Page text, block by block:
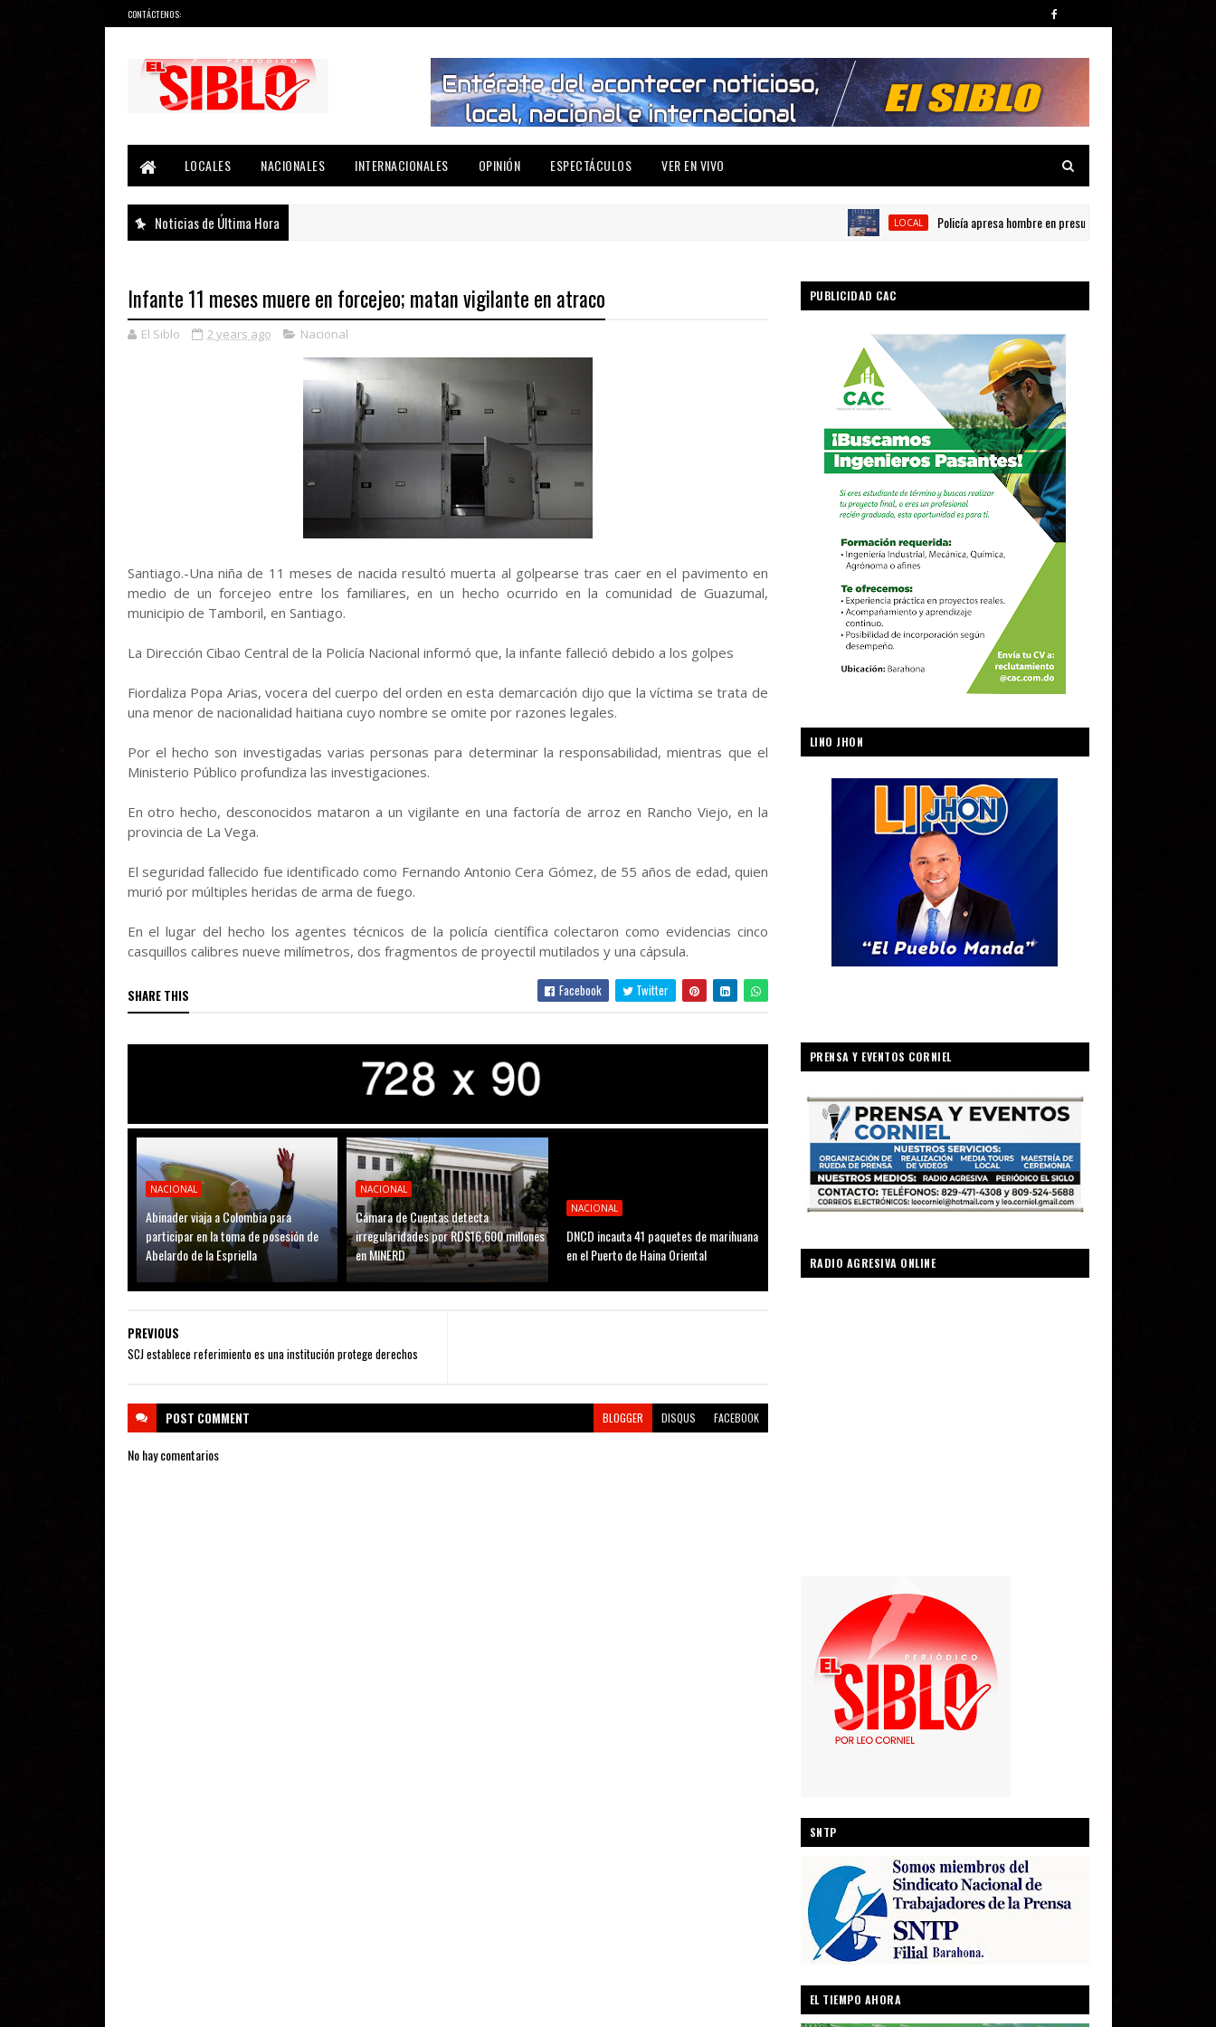
CONTÁCTENOS:
LOCALES
NACIONALES INTERNACIONALES OPINIÓN ESPECTÁCULOS VER EN VIVO
Noticias de Última Hora LOCAL Policía apresa hombre en presunta por posesión de sustancias
Infante 11 meses muere en forcejeo; matan vigilante en atraco
El Siblo 2 years ago Nacional
Santiago.-Una niña de 11 meses de nacida resultó muerta al golpearse tras caer en el pavimento en
medio de un forcejeo entre los familiares, en un hecho ocurrido en la comunidad de Guazumal,
municipio de Tamboril, en Santiago.
La Dirección Cibao Central de la Policía Nacional informó que, la infante falleció debido a los golpes
Fiordaliza Popa Arias, vocera del cuerpo del orden en esta demarcación dijo que la víctima se trata de
una menor de nacionalidad haitiana cuyo nombre se omite por razones legales.
Por el hecho son investigadas varias personas para determinar la responsabilidad, mientras que el
Ministerio Público profundiza las investigaciones.
En otro hecho, desconocidos mataron a un vigilante en una factoría de arroz en Rancho Viejo, en la
provincia de La Vega.
El seguridad fallecido fue identificado como Fernando Antonio Cera Gómez, de 55 años de edad, quien
murió por múltiples heridas de arma de fuego.
En el lugar del hecho los agentes técnicos de la policía científica colectaron como evidencias cinco
casquillos calibres nueve milímetros, dos fragmentos de proyectil mutilados y una cápsula.
SHARE THIS Facebook Twitter
NACIONAL
Abinader viaja a Colombia para
participar en la toma de posesión de
Abelardo de la Espriella
NACIONAL
Cámara de Cuentas detecta
irregularidades por RD$16,600 millones
en MINERD
NACIONAL
DNCD incauta 41 paquetes de marihuana
en el Puerto de Haina Oriental
PREVIOUS
SCJ establece referimiento es una institución protege derechos
POST COMMENT BLOGGER DISQUS FACEBOOK
No hay comentarios
PUBLICIDAD CAC
LINO JHON
PRENSA Y EVENTOS CORNIEL
RADIO AGRESIVA ONLINE
SNTP
EL TIEMPO AHORA